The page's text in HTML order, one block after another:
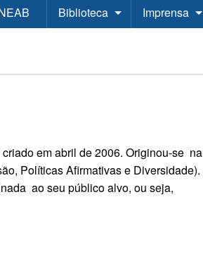
Biblioteca Imprensa
em abril de 2006. Originou-se na
Políticas Afirmativas e Diversidade).
ao seu público alvo, ou seja,